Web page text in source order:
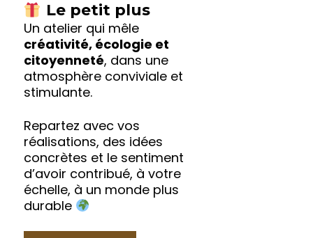
Le petit plus
Un atelier qui mêle
créativité, écologie et
citoyenneté, dans une
atmosphère conviviale et
stimulante.
Repartez avec vos
réalisations, des idées
concrètes et le sentiment
d’avoir contribué, à votre
échelle, à un monde plus
durable